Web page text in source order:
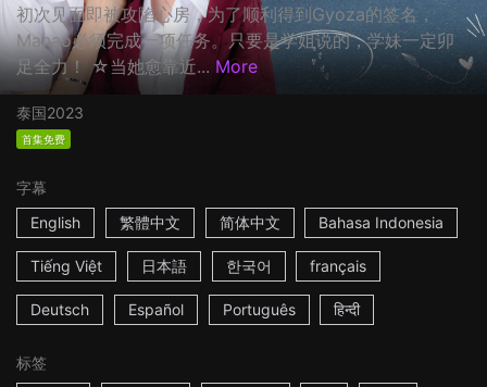
初次见面即被攻陷心房，为了顺利得到Gyoza的签名，
Manao必须完成一项任务。只要是学姐说的，学妹一定卯
足全力！ ☆当她愈靠近... More
泰国2023
首集免费
字幕
English
繁體中文 简体中文 Bahasa Indonesia
Tiếng Việt 日本語 한국어 français
Deutsch Español Português हिन्दी
标签